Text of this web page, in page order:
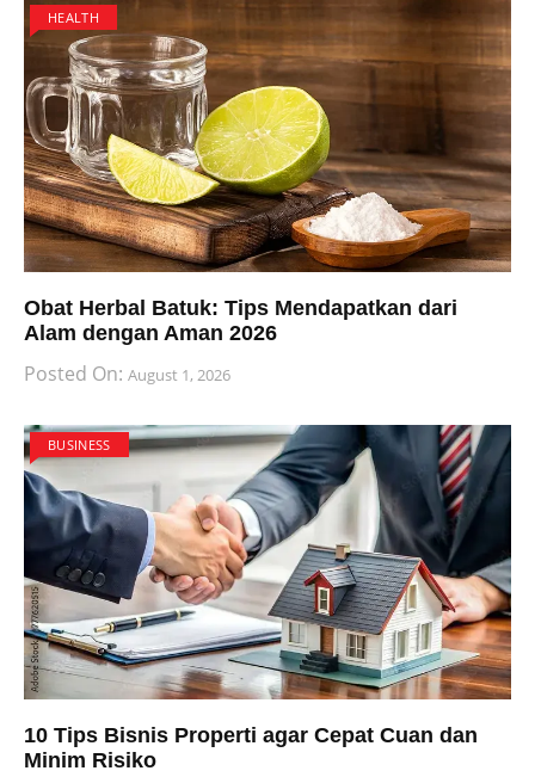
HEALTH
Obat Herbal Batuk: Tips Mendapatkan dari
Alam dengan Aman 2026
Posted On: August 1, 2026
BUSINESS
10 Tips Bisnis Properti agar Cepat Cuan dan
Minim Risiko